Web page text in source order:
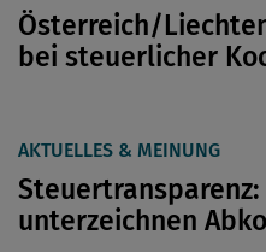
Österreich/
bei steuerlicher
AKTUELLES & MEINUNG
Steuertransparenz:
unterzeichnen